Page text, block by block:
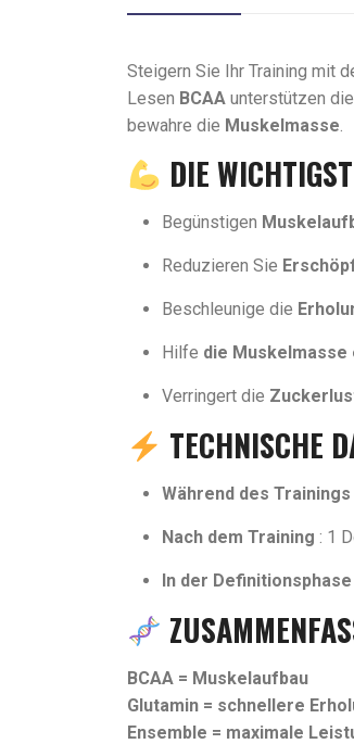
Steigern Sie Ihr Training mit
Lesen BCAA unterstützen die
bewahre die Muskelmasse.
DIE
Begünstigen
Reduzieren Sie
Beschleunige die
Hilfe die Muskelmasse
Verringert die
TECHNISCHE
Während des Trainings
Nach dem Training : 1
In der Definitionsphase
BCAA = Muskelaufbau
Glutamin = schnellere
Ensemble = maximale